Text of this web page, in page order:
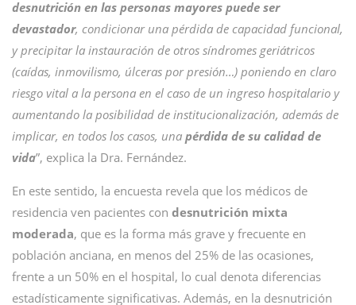
desnutrición en las personas mayores puede ser
devastador, condicionar una pérdida de capacidad funcional,
y precipitar la instauración de otros síndromes geriátricos
(caídas, inmovilismo, úlceras por presión…) poniendo en claro
riesgo vital a la persona en el caso de un ingreso hospitalario y
aumentando la posibilidad de institucionalización, además de
implicar, en todos los casos, una pérdida de su calidad de
vida”, explica la Dra. Fernández.
En este sentido, la encuesta revela que los médicos de
residencia ven pacientes con desnutrición mixta
moderada, que es la forma más grave y frecuente en
población anciana, en menos del 25% de las ocasiones,
frente a un 50% en el hospital, lo cual denota diferencias
estadísticamente significativas. Además, en la desnutrición